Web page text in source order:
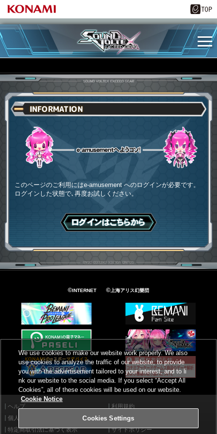
INFORMATION
このページのご利用にはe-amusement へのログインが必要です。
ログインした状態で､再度お試しください。
ログインはこちら
©INTERNET ©上海アリス幻樂団
ヘルプ
利用規約
個人情報等保護方針
外部送信について
特定商取引法に基づく表示
サイトポリシー
We use cookies to make our website work properly. We also
use cookies to analyze the traffic of our website, to provide
you with the advertisement tailored to your interest, and to li
nk our website to the social media. If you select “Accept All
Cookies”, all of these cookies will be used on our website.
Cookie Notice
Cookies Settings